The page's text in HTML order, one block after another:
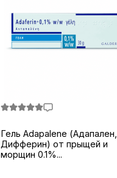
Гель Adapalene (Адапален,
Дифферин) от прыщей и
морщин 0.1%...